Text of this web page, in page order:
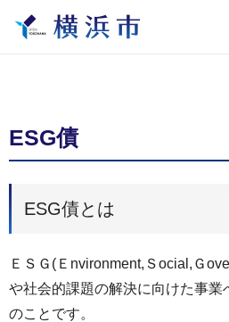
ESG債
ESG債とは
ＥＳＧ(Ｅnvironment,Ｓocial,Ｇ
や社会的課題の解決に向けた事業
のことです。